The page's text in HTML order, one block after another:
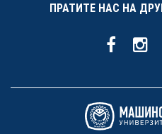
ПРАТИТЕ НАС НА